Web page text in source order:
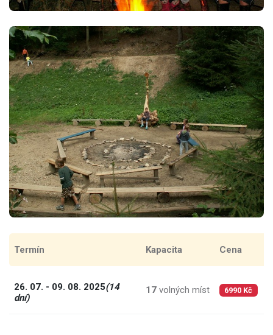
Termín Kapacita Cena
26. 07. - 09. 08. 2025(14
dní)
17 volných míst 6990 Kč